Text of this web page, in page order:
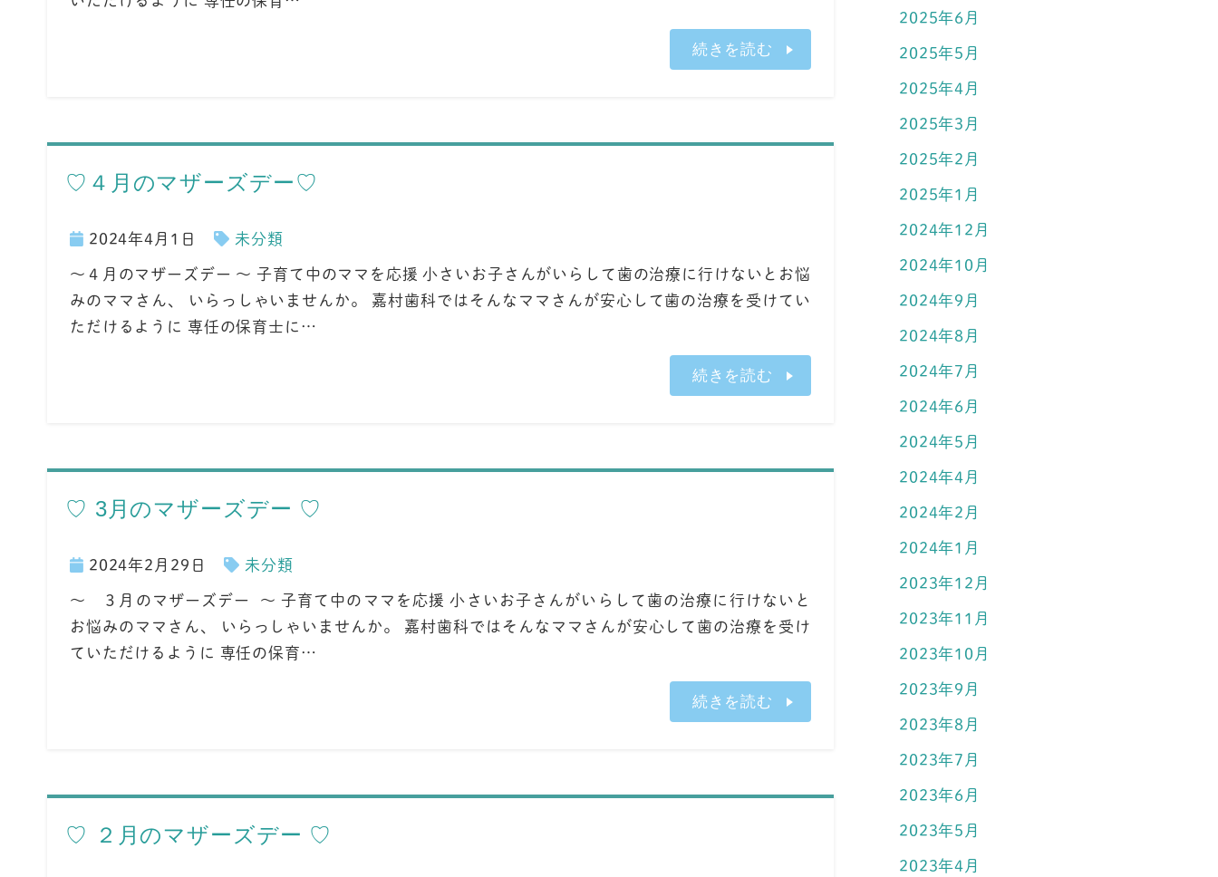
続きを読む
♡４月のマザーズデー♡
2024年4月1日
未分類
～４月のマザーズデー ～ 子育て中のママを応援 小さいお子さんがいらして歯の治療に行けないとお悩
みのママさん、 いらっしゃいませんか。 嘉村歯科ではそんなママさんが安心して歯の治療を受けてい
ただけるように 専任の保育士に…
続きを読む
♡ 3月のマザーズデー ♡
2024年2月29日
未分類
～ ３月のマザーズデー ～ 子育て中のママを応援 小さいお子さんがいらして歯の治療に行けないと
お悩みのママさん、 いらっしゃいませんか。 嘉村歯科ではそんなママさんが安心して歯の治療を受け
ていただけるように 専任の保育…
続きを読む
♡ ２月のマザーズデー ♡
2025年6月
2025年5月
2025年4月
2025年3月
2025年2月
2025年1月
2024年12月
2024年10月
2024年9月
2024年8月
2024年7月
2024年6月
2024年5月
2024年4月
2024年2月
2024年1月
2023年12月
2023年11月
2023年10月
2023年9月
2023年8月
2023年7月
2023年6月
2023年5月
2023年4月